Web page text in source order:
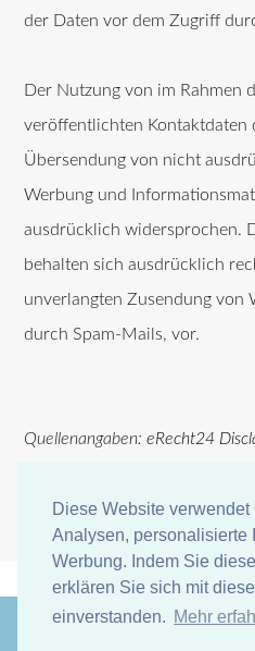
Diese Website verwendet
Analysen, personalisierte
Werbung. Indem Sie
erklären Sie sich mit
einverstanden. Mehr
der Daten vor dem Zugriff
Der Nutzung von im Rahmen
veröffentlichten
Übersendung von nicht
Werbung und
ausdrücklich widersprochen.
behalten sich ausdrücklich
unverlangten Zusendung von
durch Spam-Mails, vor.
Quellenangaben:eRecht24